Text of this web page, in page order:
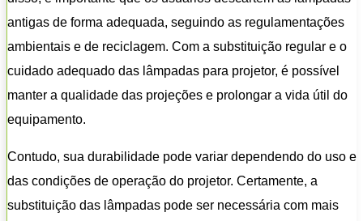
antigas de forma adequada, seguindo as regulamentações
ambientais e de reciclagem. Com a substituição regular e o
cuidado adequado das lâmpadas para projetor, é possível
manter a qualidade das projeções e prolongar a vida útil do
equipamento.
Contudo, sua durabilidade pode variar dependendo do uso e
das condições de operação do projetor. Certamente, a
substituição das lâmpadas pode ser necessária com mais